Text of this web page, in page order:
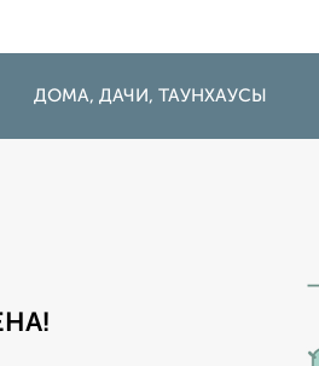
ДОМА, ДАЧИ, ТАУНХАУСЫ